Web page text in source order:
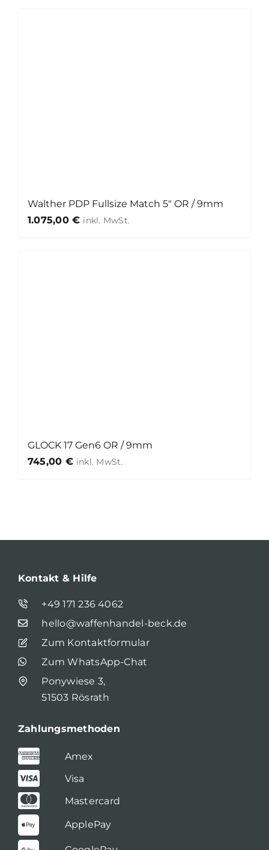
Walther PDP Fullsize Match 5″ OR / 9mm
1.075,00€
GLOCK 17 Gen6 OR / 9mm
745,00 €
Kontakt & Hilfe
+49 171 236 4062
hello@waffenhandel-beck.de
Zum Kontaktformular
Zum WhatsApp-Chat
Ponywiese 3,
51503 Rösrath
Zahlungsmethoden
Amex
Visa
Mastercard
ApplePay